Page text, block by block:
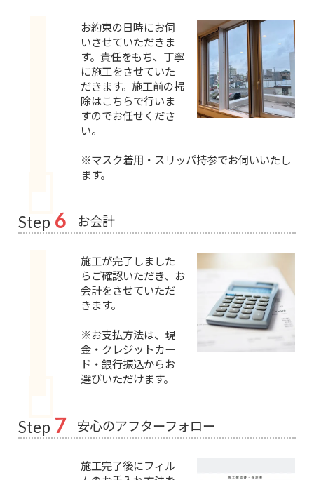
お約束の日時にお伺
いさせていただきま
す。責任をもち、丁寧
に施工をさせていた
だきます。施工前の掃
除はこちらで行いま
すのでお任せくださ
い。
※マスク着用・スリッパ持参でお伺いいたし
ます。
Step 6 お会計
施工が完了しました
らご確認いただき、お
会計をさせていただ
きます。
※お支払方法は、現
金・クレジットカー
ド・銀行振込からお
選びいただけます。
Step 7 安心のアフターフォロー
施工完了後にフィル